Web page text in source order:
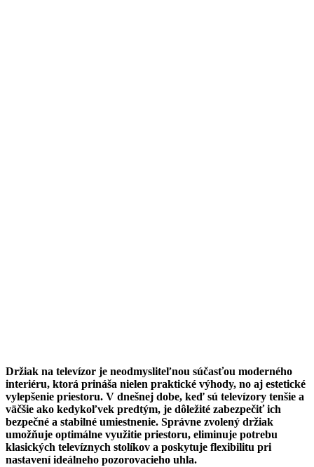
Držiak na televízor je neodmysliteľnou súčasťou moderného
interiéru, ktorá prináša nielen praktické výhody, no aj estetické
vylepšenie priestoru. V dnešnej dobe, keď sú televízory tenšie a
väčšie ako kedykoľvek predtým, je dôležité zabezpečiť ich
bezpečné a stabilné umiestnenie. Správne zvolený držiak
umožňuje optimálne využitie priestoru, eliminuje potrebu
klasických televíznych stolíkov a poskytuje flexibilitu pri
nastavení ideálneho pozorovacieho uhla.